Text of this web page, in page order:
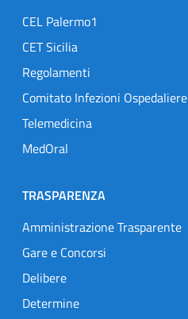
CEL Palermo1
CET Sicilia
Regolamenti
Comitato Infezioni Ospedaliere
Telemedicina
MedOral
TRASPARENZA
Amministrazione Trasparente
Gare e Concorsi
Delibere
Determine